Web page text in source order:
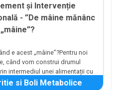
și Intervenție
- ”De mâine mănânc
e acest „mâine”?Pentru noi
când vom construi drumul
intermediul unei alimentații cu
si Boli Metabolice